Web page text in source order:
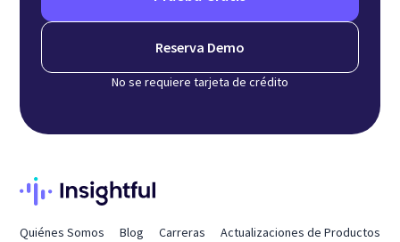
Reserva Demo
No se requiere tarjeta de crédito
Quiénes Somos Blog Carreras Actualizaciones de Productos